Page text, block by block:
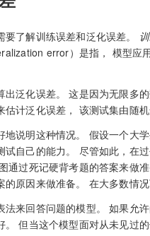
了解训练误差和泛化误差。
error）是指， 模型应
出泛化误差。 这是因为无限多
计泛化误差， 该测试集由随
说明这种情况。 假设一个大
自己的能力。 尽管如此，在
通过死记硬背考题的答案来做
原因来做准备。 在大多数情况
来回答问题的模型。 如果允
但当这个模型面对从未见过